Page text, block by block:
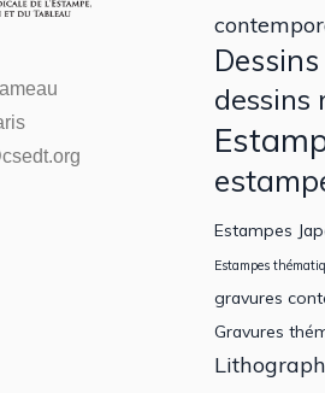
dessins
Estampes
Estampes
gravures
Gravures